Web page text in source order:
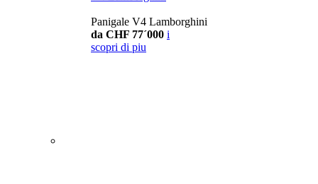
Panigale V4 Lamborghini
da CHF 77´000 i
scopri di piu